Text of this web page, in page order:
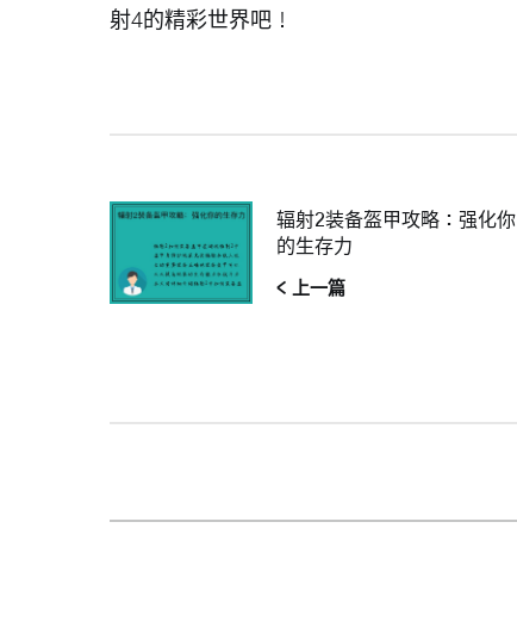
射4的精彩世界吧！
辐射2装备盔甲攻略：强化你
的生存力
< 上一篇